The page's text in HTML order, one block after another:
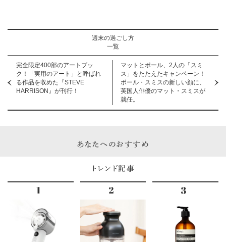
週末の過ごし方
一覧
完全限定400部のアートブッ
ク！「実用のアート」と呼ばれ
る作品を収めた『STEVE
HARRISON』が刊行！
マットとポール、2人の「スミ
ス」をたたえたキャンペーン！
ポール・スミスの新しい顔に、
英国人俳優のマット・スミスが
就任。
あなたへのおすすめ
トレンド記事